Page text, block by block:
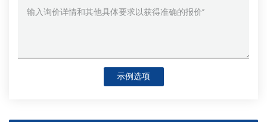
示例选项